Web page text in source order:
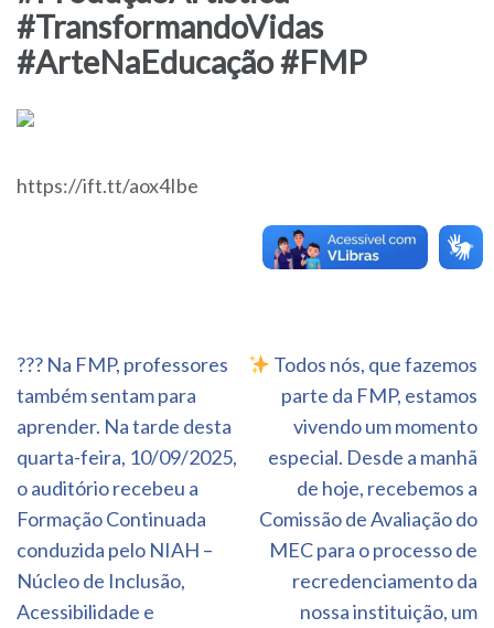
#TransformandoVidas
#ArteNaEducação #FMP
https://ift.tt/aox4Ibe
Navegação
de
Post
?‍?? Na FMP, professores
também sentam para
aprender. Na tarde desta
quarta-feira, 10/09/2025,
o auditório recebeu a
Formação Continuada
conduzida pelo NIAH –
Núcleo de Inclusão,
Acessibilidade e
Todos nós, que fazemos
parte da FMP, estamos
vivendo um momento
especial. Desde a manhã
de hoje, recebemos a
Comissão de Avaliação do
MEC para o processo de
recredenciamento da
nossa instituição, um